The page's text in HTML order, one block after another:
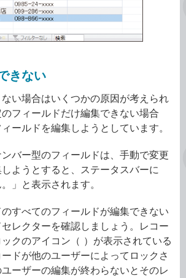
きない
い場合はいくつかの原因が考えられ
フィールドだけ編集できない場合
ールドを編集しようとしています。
バー型のフィールドは、手動で変更
ようとすると、ステータスバーに
」と表示されます。
すべてのフィールドが編集できない
レクターを確認しましょう。レコー
クのアイコン（ ）が表示されている
ドが他のユーザーによってロックさ
ーザーの編集が終わらないとそのレ